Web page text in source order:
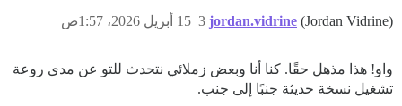
jordan.vidrine (Jordan Vidrine) 15 أبريل 2026، 1:57ص 3
واو! هذا مذهل حقًا. كنا أنا وبعض زملائي نتحدث للتو عن مدى روعة
تشغيل نسخة حديثة جنبًا إلى جنب.